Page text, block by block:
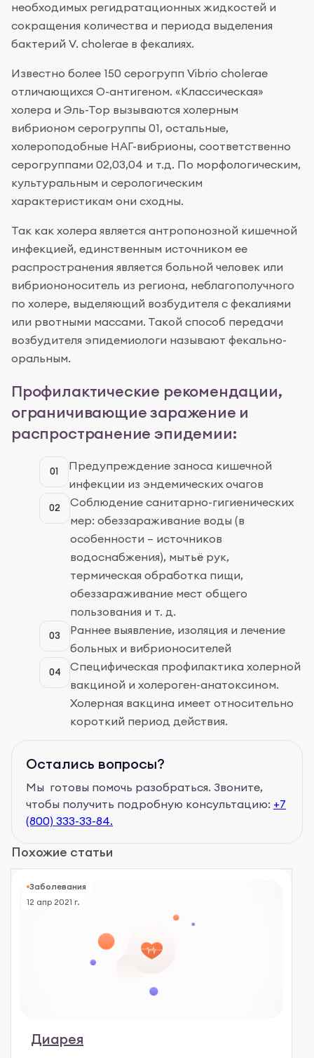
необходимых регидратационных жидкостей и
сокращения количества и периода выделения
бактерий V. cholerae в фекалиях.
Известно более 150 серогрупп Vibrio cholerae
отличающихся О-антигеном. «Классическая»
холера и Эль-Тор вызываются холерным
вибрионом серогруппы 01, остальные,
холероподобные НАГ-вибрионы, соответственно
серогруппами 02,03,04 и т.д. По морфологическим,
культуральным и серологическим
характеристикам они сходны.
Так как холера является антропонозной кишечной
инфекцией, единственным источником ее
распространения является больной человек или
вибриононоситель из региона, неблагополучного
по холере, выделяющий возбудителя с фекалиями
или рвотными массами. Такой способ передачи
возбудителя эпидемиологи называют фекально-
оральным.
Профилактические рекомендации,
ограничивающие заражение и
распространение эпидемии:
01
Предупреждение заноса кишечной
инфекции из эндемических очагов
02
Соблюдение санитарно-гигиенических
мер: обеззараживание воды (в
особенности – источников
водоснабжения), мытьё рук,
термическая обработка пищи,
обеззараживание мест общего
пользования и т. д.
03
Раннее выявление, изоляция и лечение
больных и вибрионосителей
04
Специфическая профилактика холерной
вакциной и холероген-анатоксином.
Холерная вакцина имеет относительно
короткий период действия.
Остались вопросы?
Мы готовы помочь разобраться. Звоните,
чтобы получить подробную консультацию: +7
(800) 333-33-84.
Похожие статьи
Заболевания
12 апр 2021 г.
Диарея